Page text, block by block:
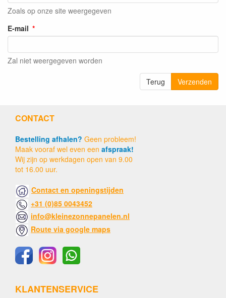
Zoals op onze site weergegeven
E-mail
Zal niet weergegeven worden
Terug Verzenden
CONTACT
Bestelling afhalen? Geen probleem!
Maak vooraf wel even een afspraak!
Wij zijn op werkdagen open van 9.00
tot 16.00 uur.
Contact en openingstijden
+31 (0)85 0043452
info@kleinezonnepanelen.nl
Route via google maps
KLANTENSERVICE